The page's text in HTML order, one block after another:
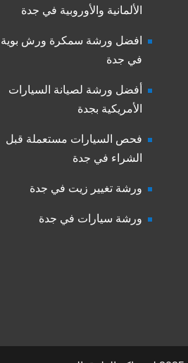
الألمانية والأوروبية في جدة
افضل ورشة سمكرة ورش بوية
في جدة
أفضل ورشة لصيانة السيارات
الأمريكية بجدة
فحص السيارات مستعملة قبل
الشراء في جدة
ورشة تغيير زيت في جدة
ورشة سيارات في جدة